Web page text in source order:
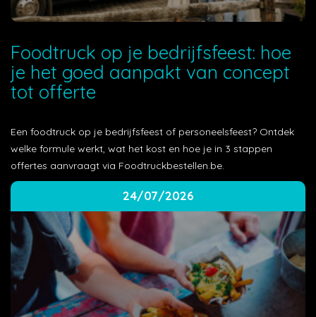
Foodtruck op je bedrijfsfeest: hoe
je het goed aanpakt van concept
tot offerte
Een foodtruck op je bedrijfsfeest of personeelsfeest? Ontdek
welke formule werkt, wat het kost en hoe je in 3 stappen
offertes aanvraagt via Foodtruckbestellen.be.
24/07/2026